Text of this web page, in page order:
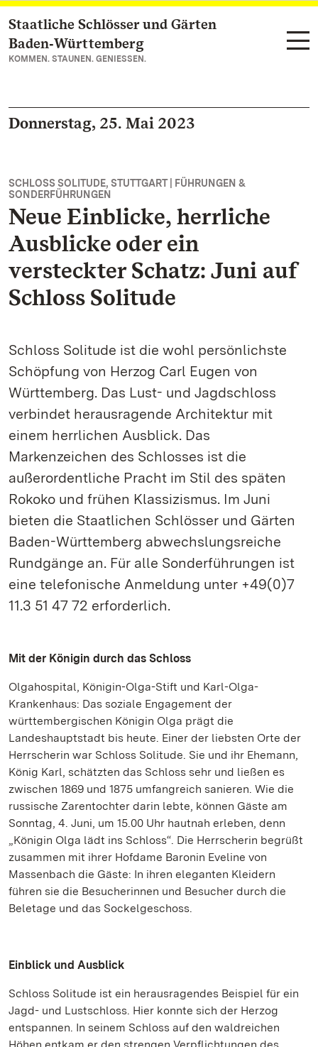
Zum Hauptinhalt springen
Staatliche Schlösser und Gärten
Baden‑Württemberg
KOMMEN. STAUNEN. GENIESSEN.
Donnerstag, 25. Mai 2023
SCHLOSS SOLITUDE, STUTTGART | FÜHRUNGEN &
SONDERFÜHRUNGEN
Neue Einblicke, herrliche
Ausblicke oder ein
versteckter Schatz: Juni auf
Schloss Solitude
Schloss Solitude ist die wohl persönlichste
Schöpfung von Herzog Carl Eugen von
Württemberg. Das Lust- und Jagdschloss
verbindet herausragende Architektur mit
einem herrlichen Ausblick. Das
Markenzeichen des Schlosses ist die
außerordentliche Pracht im Stil des späten
Rokoko und frühen Klassizismus. Im Juni
bieten die Staatlichen Schlösser und Gärten
Baden-Württemberg abwechslungsreiche
Rundgänge an. Für alle Sonderführungen ist
eine telefonische Anmeldung unter +49(0)7
11.3 51 47 72 erforderlich.
Mit der Königin durch das Schloss
Olgahospital, Königin-Olga-Stift und Karl-Olga-
Krankenhaus: Das soziale Engagement der
württembergischen Königin Olga prägt die
Landeshauptstadt bis heute. Einer der liebsten Orte der
Herrscherin war Schloss Solitude. Sie und ihr Ehemann,
König Karl, schätzten das Schloss sehr und ließen es
zwischen 1869 und 1875 umfangreich sanieren. Wie die
russische Zarentochter darin lebte, können Gäste am
Sonntag, 4. Juni, um 15.00 Uhr hautnah erleben, denn
„Königin Olga lädt ins Schloss“. Die Herrscherin begrüßt
zusammen mit ihrer Hofdame Baronin Eveline von
Massenbach die Gäste: In ihren eleganten Kleidern
führen sie die Besucherinnen und Besucher durch die
Beletage und das Sockelgeschoss.
Einblick und Ausblick
Schloss Solitude ist ein herausragendes Beispiel für ein
Jagd- und Lustschloss. Hier konnte sich der Herzog
entspannen. In seinem Schloss auf den waldreichen